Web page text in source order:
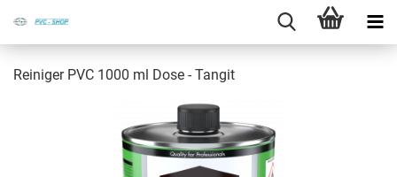
Rei­ni­ger PVC 1000 ml Dose - Tan­git